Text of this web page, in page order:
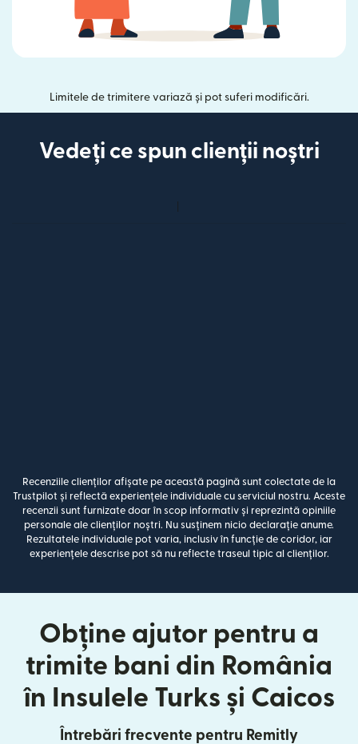
Limitele de trimitere variază și pot suferi modificări.
Vedeți ce spun clienții noștri
Recenziile clienților afișate pe această pagină sunt colectate de la
Trustpilot și reflectă experiențele individuale cu serviciul nostru. Aceste
recenzii sunt furnizate doar în scop informativ și reprezintă opiniile
personale ale clienților noștri. Nu susținem nicio declarație anume.
Rezultatele individuale pot varia, inclusiv în funcție de coridor, iar
experiențele descrise pot să nu reflecte traseul tipic al clienților.
Obține ajutor pentru a
trimite bani din România
în Insulele Turks și Caicos
Întrebări frecvente pentru Remitly